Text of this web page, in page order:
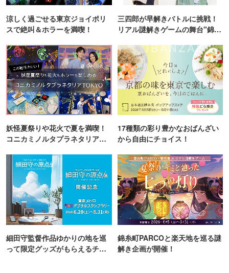
涼しく過ごせる東京ジョイポリ
スで絶叫＆ホラーを満喫！
三四郎が早解きバトルに挑戦！
リアル謎解きゲームの舞台"錦糸
妖怪夏祭りや花火で夏を満喫！
コニカミノルタプラネタリア
17種類の彩り豊かなおばんざい
から自由にチョイス！
細田守監督作品ゆかりの地を巡
って限定グッズがもらえるチャ
錦糸町PARCOと楽天地を巡る謎
解き企画が開催！